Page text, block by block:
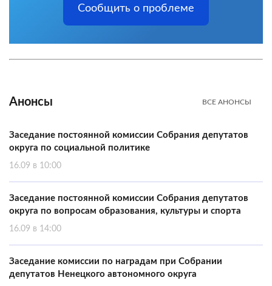
Сообщить о проблеме
Анонсы ВСЕ АНОНСЫ
Заседание постоянной комиссии Собрания депутатов
округа по социальной политике
16.09 в 10:00
Заседание постоянной комиссии Собрания депутатов
округа по вопросам образования, культуры и спорта
16.09 в 14:00
Заседание комиссии по наградам при Собрании
депутатов Ненецкого автономного округа